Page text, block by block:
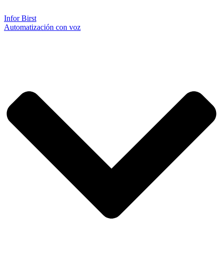
Infor Birst
Automatización con voz